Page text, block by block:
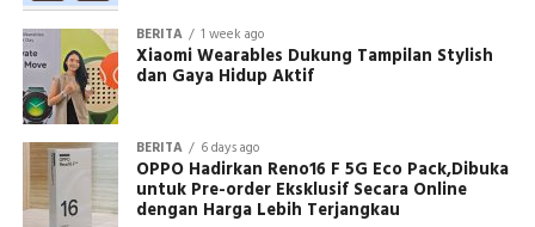
BERITA 1 week ago
Xiaomi Wearables Dukung Tampilan Stylish
dan Gaya Hidup Aktif
BERITA 6 days ago
OPPO Hadirkan Reno16 F 5G Eco Pack,Dibuka
untuk Pre-order Eksklusif Secara Online
dengan Harga Lebih Terjangkau